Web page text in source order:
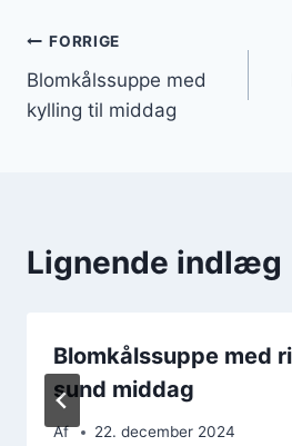
Indlægsnavigation
FORRIGE
Blomkålssuppe med
kylling til middag
Lignende indlæg
Blomkålssuppe med
sund middag
Af 22. december 2024